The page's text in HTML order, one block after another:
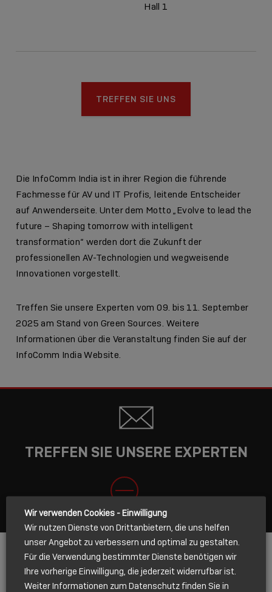
Hall 1
TREFFEN SIE UNS
Die InfoComm India ist in ihrer Region die führende
Fachmesse für AV und IT Profis, leitende Entscheider
auf Anwenderseite. Unter dem Motto „Evolve to lead the
future – Shaping tomorrow with intelligent
transformation“ werden dort die Zukunft der
professionellen AV-Technologien und wegweisende
Innovationen vorgestellt.
Treffen Sie unsere Experten vom 09. bis 11. September
2025 am Stand von Green Sources. Weitere
Informationen über die Veranstaltung finden Sie auf der
InfoComm India Website.
TREFFEN SIE UNSERE EXPERTEN
SCHLIESSEN
Name*
Wir verwenden Cookies - Einwilligung
Wir nutzen Dienste von Drittanbietern, die uns helfen
unser Angebot zu verbessern und optimal zu gestalten.
Für die Verwendung bestimmter Dienste benötigen wir
Ihre vorherige Einwilligung, die jederzeit widerrufbar ist.
Weiter Informationen zum Datenschutz finden Sie in